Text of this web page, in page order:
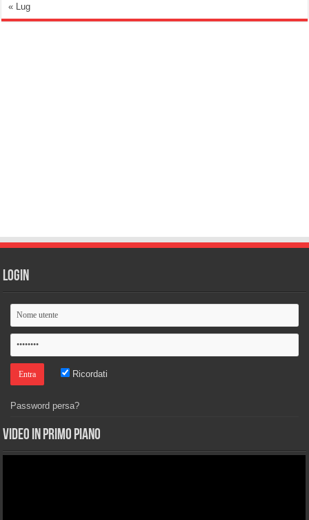
« Lug
Login
Ricordati
Password persa?
Video in primo piano